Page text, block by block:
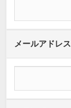
メールアドレス